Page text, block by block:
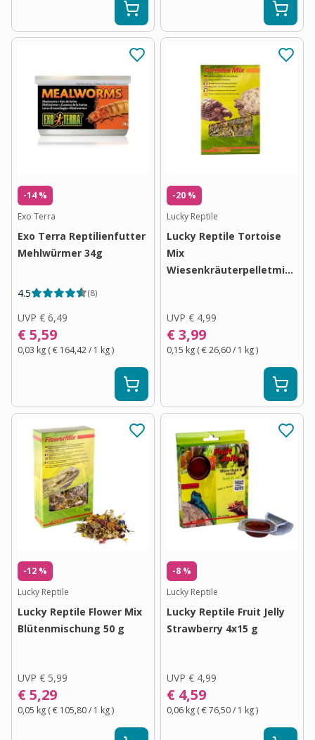
-14 %
Exo Terra
Exo Terra Reptilienfutter
Mehlwürmer 34g
4.5 (8)
UVP € 6,49
€ 5,59
0,03 kg (€ 164,42/ 1 kg)
-20 %
Lucky Reptile
Lucky Reptile Tortoise
Mix
UVP € 4,99
€ 3,99
0,15 kg (€ 26,60/ 1 kg)
-12 %
Lucky Reptile
Lucky Reptile Flower Mix
Blütenmischung 50 g
UVP € 5,99
€ 5,29
0,05 kg (€ 105,80/ 1 kg)
-8 %
Lucky Reptile
Lucky Reptile Fruit Jelly
Strawberry 4x15 g
UVP € 4,99
€ 4,59
0,06 kg (€ 76,50/ 1 kg)